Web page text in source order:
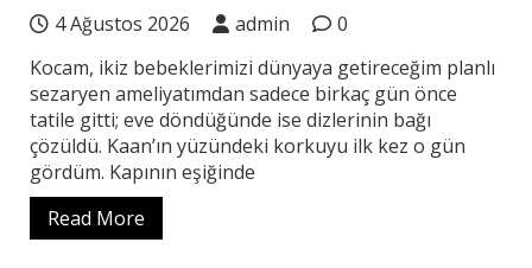
4 Ağustos 2026 admin
0
Kocam, ikiz bebeklerimizi dünyaya getireceğim planlı
sezaryen ameliyatımdan sadece birkaç gün önce
tatile gitti; eve döndüğünde ise dizlerinin bağı
çözüldü. Kaan’ın yüzündeki korkuyu ilk kez o gün
gördüm. Kapının eşiğinde
Read More